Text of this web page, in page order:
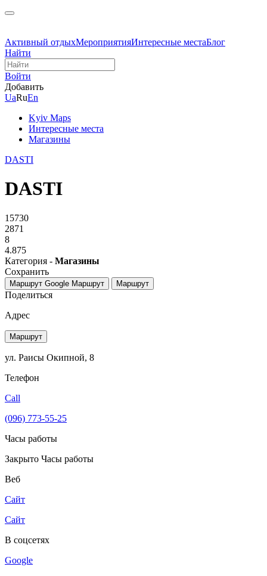
Активный отдыхМероприятияИнтересные местаБлог
Найти
Войти
Добавить
UaRuEn
Kyiv Maps
Интересные места
Магазины
DASTI
DASTI
15730
2871
8
4.875
Категория - Магазины
Сохранить
Маршрут Google Маршрут Маршрут
Поделиться
Адрес
Маршрут
ул. Раисы Окипной, 8
Телефон
Call
(096) 773-55-25
Часы работы
Закрыто Часы работы
Веб
Сайт
Сайт
В соцсетях
Google